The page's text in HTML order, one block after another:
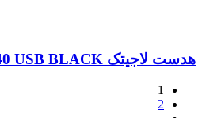
هدست لاجیتک HEADSET H540 USB BLACK
1
2